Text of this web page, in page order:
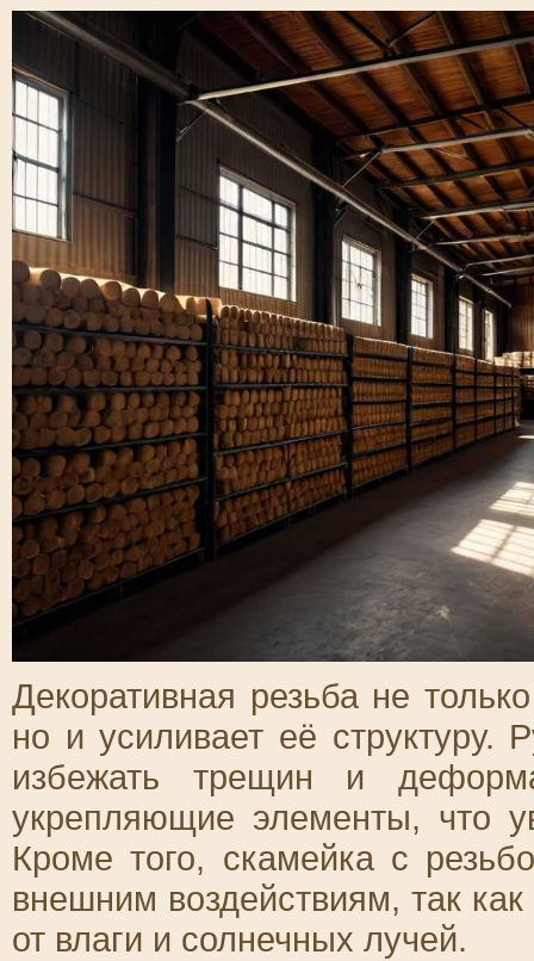
Декоративная резьба не
но и усиливает её структуру.
избежать трещин и
укрепляющие элементы, что
Кроме того, скамейка с
внешним воздействиям, так
от влаги и солнечных лучей.